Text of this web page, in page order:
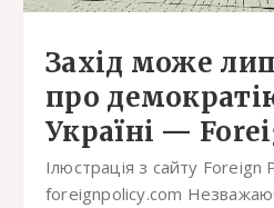
Захід може
про
Україні —
Ілюстрація з сайту Foreign
foreignpolicy.com